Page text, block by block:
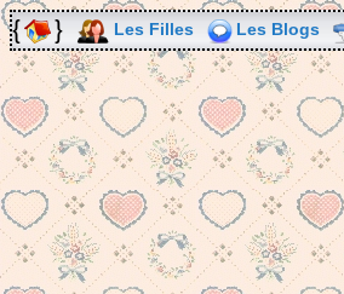
Les Filles Les Blogs